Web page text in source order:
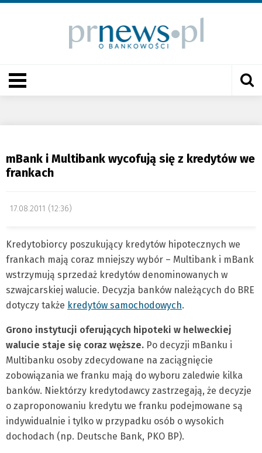
mBank i Multibank wycofują się z kredytów we
frankach
17.08.2011 (12:36)
Kredytobiorcy poszukujący kredytów hipotecznych we
frankach mają coraz mniejszy wybór – Multibank i mBank
wstrzymują sprzedaż kredytów denominowanych w
szwajcarskiej walucie. Decyzja banków należących do BRE
dotyczy także kredytów samochodowych.
Grono instytucji oferujących hipoteki w helweckiej
walucie staje się coraz węższe. Po decyzji mBanku i
Multibanku osoby zdecydowane na zaciągnięcie
zobowiązania we franku mają do wyboru zaledwie kilka
banków. Niektórzy kredytodawcy zastrzegają, że decyzje
o zaproponowaniu kredytu we franku podejmowane są
indywidualnie i tylko w przypadku osób o wysokich
dochodach (np. Deutsche Bank, PKO BP).